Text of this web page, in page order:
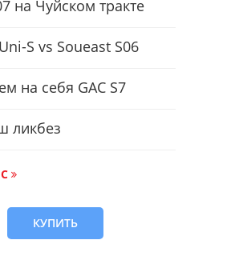
на Чуйском тракте
S vs Soueast S06
на себя GAC S7
ликбез
КУПИТЬ